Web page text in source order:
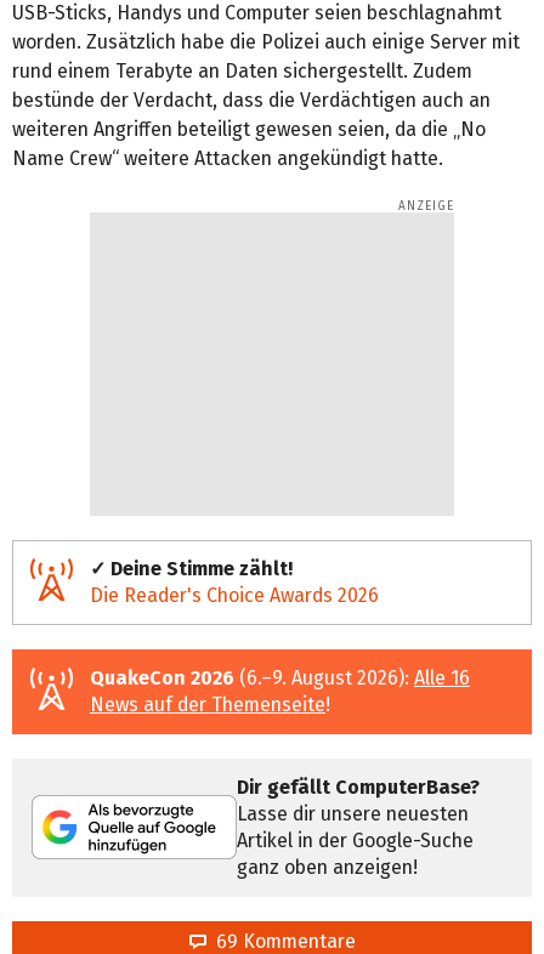
USB-Sticks, Handys und Computer seien beschlagnahmt
worden. Zusätzlich habe die Polizei auch einige Server mit
rund einem Terabyte an Daten sichergestellt. Zudem
bestünde der Verdacht, dass die Verdächtigen auch an
weiteren Angriffen beteiligt gewesen seien, da die „No
Name Crew“ weitere Attacken angekündigt hatte.
✓ Deine Stimme zählt!
Die Reader's Choice Awards 2026
QuakeCon 2026 (6.–9. August 2026): Alle 16
News auf der Themenseite!
Dir gefällt ComputerBase?
Lasse dir unsere neuesten
Artikel in der Google-Suche
ganz oben anzeigen!
69 Kommentare